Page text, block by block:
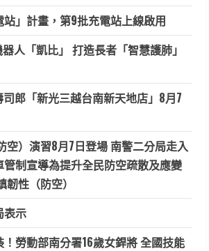
」計畫，第9批充電站上線啟用
人「凱比」 打造長者「智慧護肺」
司郎「新光三越台南新天地店」8月7
空）演習8月7日登場 南警二分局走入
制宣導為提升全民防空疏散及應變
性（防空）
表示
勞動部南分署16歲女銲將 全國技能